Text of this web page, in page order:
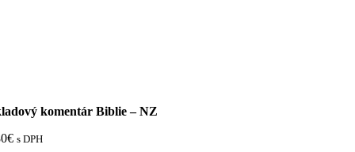
komentár Biblie – NZ
€ s DPH